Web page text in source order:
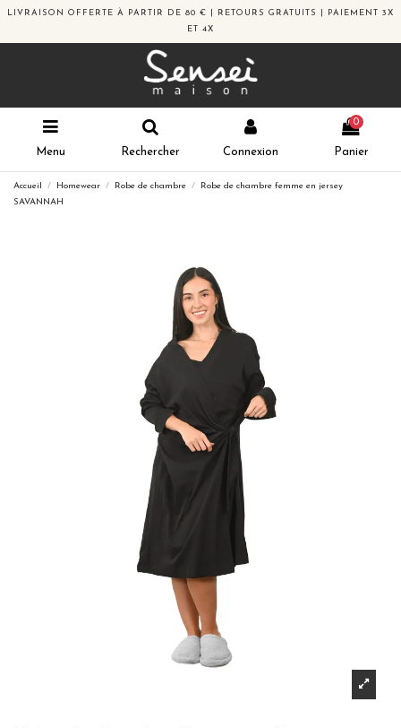
LIVRAISON OFFERTE À PARTIR DE 80 € | RETOURS GRATUITS | PAIEMENT 3X
ET 4X
Menu Rechercher Connexion
0
Panier
Accueil Homewear Robe de chambre
Robe de chambre femme en jersey
SAVANNAH